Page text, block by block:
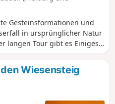
Gesteinsformationen und
in ursprünglicher Natur
langen Tour gibt es Einiges
Wiesensteig